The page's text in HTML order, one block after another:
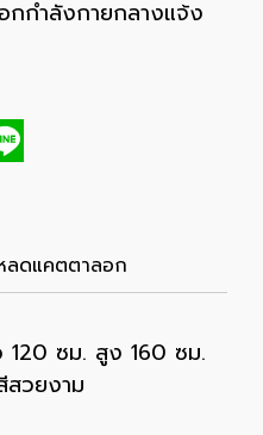
กกำลังกายกลางแจ้ง
ลดแคตตาลอก
120 ซม. สูง 160 ซม.
วยงาม